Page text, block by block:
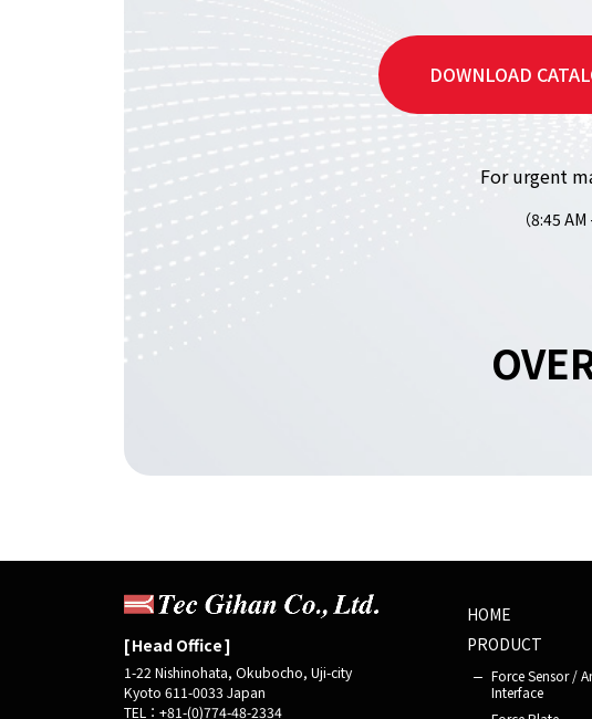
DOWNLOAD
For urgent
（8:45
Head Office
1-22 Nishinohata, Okubocho, Uji-city
Kyoto 611-0033 Japan
TEL：+81-(0)774-48-2334
HOME
PRODUCT
Force Sensor /
Interface